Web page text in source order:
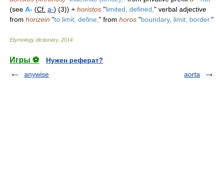
(see A- (Cf. a-) (3)) + horistos "limited, defined, " verbal adjective
from horizein "to limit, define, " from horos "boundary, limit, border."
Etymology dictionary. 2014
Игры ⚽
Нужен реферат?
anywise
aorta